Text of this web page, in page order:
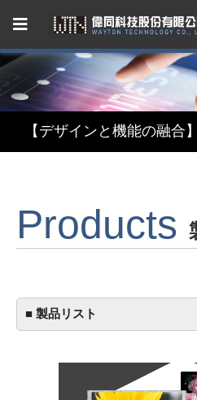
Products
■ 製品リスト